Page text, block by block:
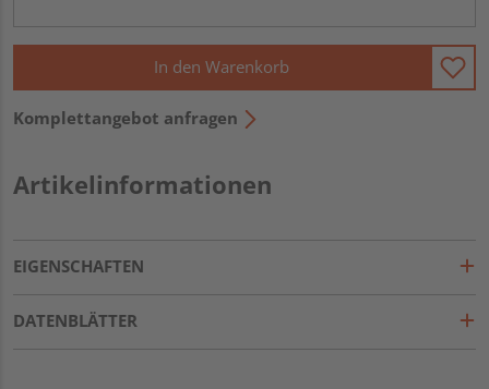
In den Warenkorb
Komplettangebot anfragen
Artikelinformationen
EIGENSCHAFTEN
DATENBLÄTTER